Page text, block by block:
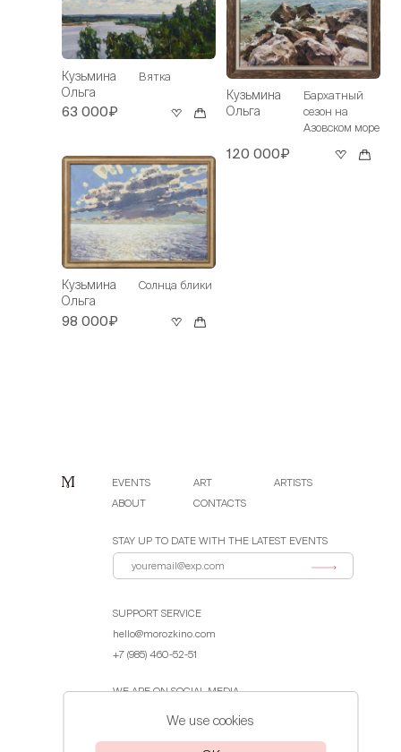
Кузьмина
Ольга
Вятка
63 000₽
Кузьмина
Ольга
Солнца блики
98 000₽
Кузьмина
Ольга
Бархатный
сезон на
Азовском море
120 000₽
EVENTS ART
ARTISTS
ABOUT
CONTACTS
STAY UP TO DATE WITH THE LATEST EVENTS
SUPPORT SERVICE
hello@morozkino.com
+7 (985) 460-52-51
WE ARE ON SOCIAL MEDIA
We use cookies